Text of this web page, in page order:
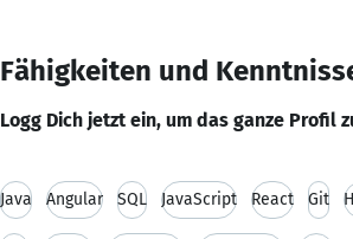
Fähigkeiten und
Logg Dich jetzt ein, um das ganze Profil
Java Angular SQL JavaScript React Git